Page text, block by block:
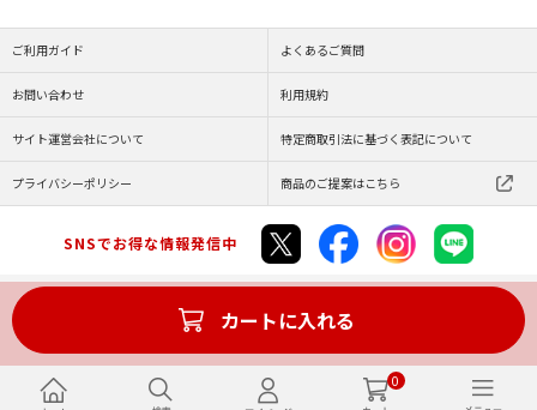
0
カートに入れる
ご利用ガイド よくあるご質問
お問い合わせ 利用規約
サイト運営会社について 特定商取引法に基づく表記について
プライバシーポリシー 商品のご提案はこちら
SNSでお得な情報発信中